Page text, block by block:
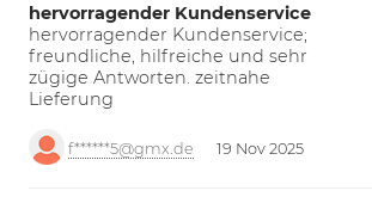
hervorragender Kundenservice
hervorragender Kundenservice;
freundliche, hilfreiche und sehr
zügige Antworten. zeitnahe
Lieferung
f******5@gmx.de 19 Nov 2025